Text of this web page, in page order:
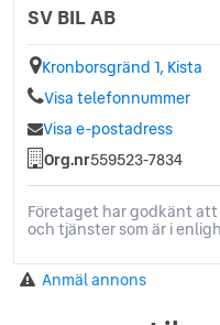
SV BIL AB
Kronborsgränd 1, Kista
Visa telefonnummer
Visa e-postadress
Org.nr559523-7834
Företaget har godkänt
och tjänster som är i
Anmäl annons